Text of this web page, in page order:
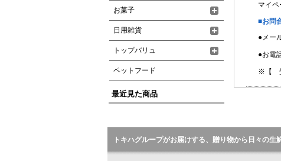
マイペ
■お問
●メー
●お電
※【
お菓子
日用雑貨
トップバリュ
ペットフード
最近見た商品
トキハグループがお届けする、贈り物から日々の